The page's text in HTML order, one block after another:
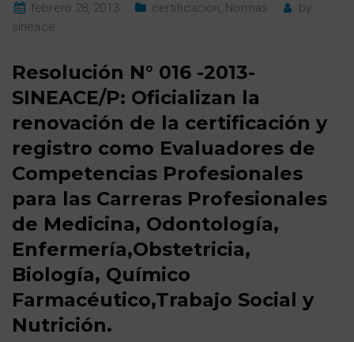
febrero 28, 2013 certificacion, Normas
by
sineace
Resolución N° 016 -2013-
SINEACE/P: Oficializan la
renovación de la certificación y
registro como Evaluadores de
Competencias Profesionales
para las Carreras Profesionales
de Medicina, Odontología,
Enfermería,Obstetricia,
Biología, Químico
Farmacéutico,Trabajo Social y
Nutrición.